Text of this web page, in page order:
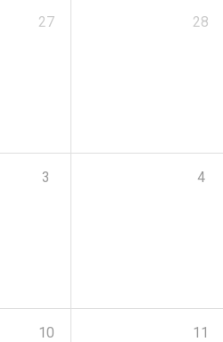
27 28
3 4
10 11